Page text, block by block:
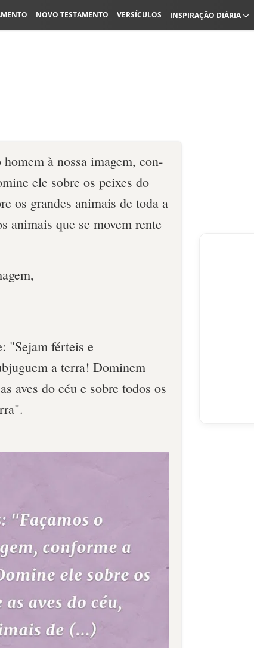
NOVO TESTAMENTO VERSÍCULOS INSPIRAÇÃO DIÁRIA
à nossa imagem, con­
ele sobre os peixes do
os grandes animais de toda a
animais ­que se movem rente
"Sejam férteis e
a terra! Dominem
aves do céu e sobre todos os